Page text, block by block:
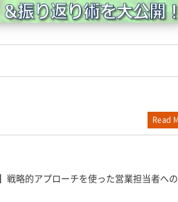
戦略的アプローチを使った営業担当者へ
Read